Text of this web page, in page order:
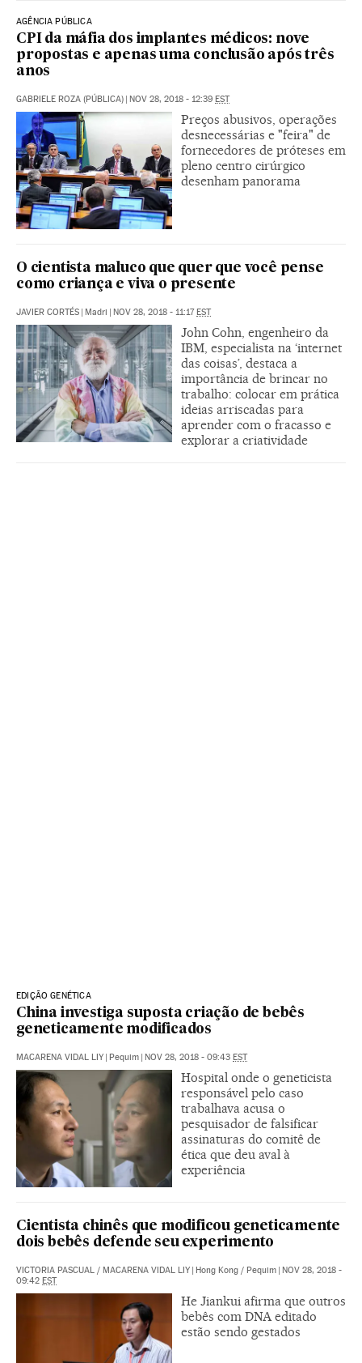
AGÊNCIA PÚBLICA
CPI da máfia dos implantes médicos: nove
propostas e apenas uma conclusão após três
anos
GABRIELE ROZA (PÚBLICA) | NOV 28, 2018 - 12:39 EST
Preços abusivos, operações
desnecessárias e "feira" de
fornecedores de próteses em
pleno centro cirúrgico
desenham panorama
O cientista maluco que quer que você pense
como criança e viva o presente
JAVIER CORTÉS | Madri | NOV 28, 2018 - 11:17EST
John Cohn, engenheiro da
IBM, especialista na ‘internet
das coisas’, destaca a
importância de brincar no
trabalho: colocar em prática
ideias arriscadas para
aprender com o fracasso e
explorar a criatividade
EDIÇÃO GENÉTICA
China investiga suposta criação de bebês
geneticamente modificados
MACARENA VIDAL LIY | Pequim | NOV 28, 2018 - 09:43 EST
Hospital onde o geneticista
responsável pelo caso
trabalhava acusa o
pesquisador de falsificar
assinaturas do comitê de
ética que deu aval à
experiência
Cientista chinês que modificou geneticamente
dois bebês defende seu experimento
VICTORIA PASCUAL / MACARENA VIDAL LIY | Hong Kong / Pequim | NOV 28, 2018 -
09:42 EST
He Jiankui afirma que outros
bebês com DNA editado
estão sendo gestados